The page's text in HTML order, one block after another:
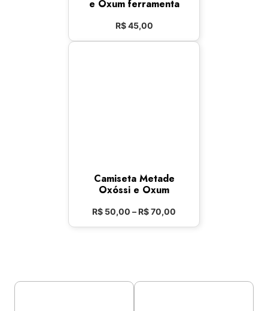
e Oxum ferramenta
R$45,00
Camiseta Metade
Oxóssi e Oxum
R$ 50,00 –R$70,00